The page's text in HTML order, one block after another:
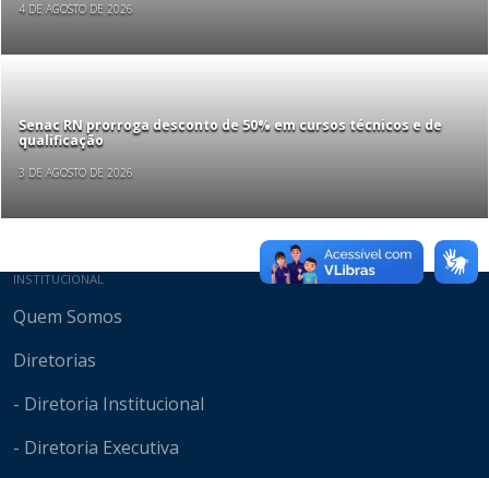
4 DE AGOSTO DE 2026
Senac RN prorroga desconto de 50% em cursos técnicos e de
qualificação
3 DE AGOSTO DE 2026
Mapa do site
INSTITUCIONAL
Quem Somos
Diretorias
- Diretoria Institucional
- Diretoria Executiva